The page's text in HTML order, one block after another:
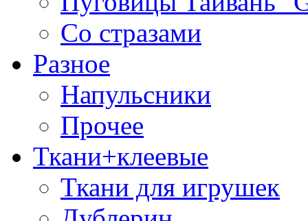
Со стразами
Разное
Напульсники
Прочее
Ткани+клеевые
Ткани для игрушек